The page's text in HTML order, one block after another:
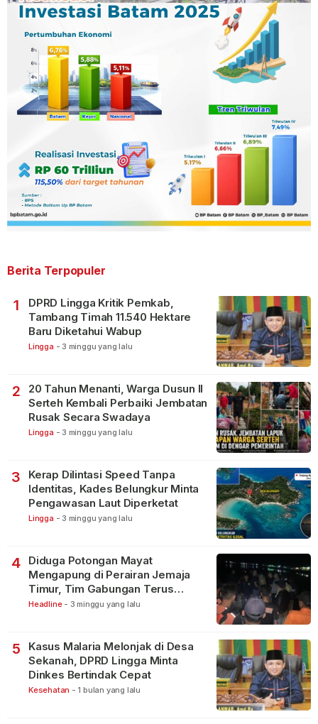
Berita Terpopuler
1
DPRD Lingga Kritik Pemkab,
Tambang Timah 11.540 Hektare
Baru Diketahui Wabup
Lingga - 3 minggu yang lalu
2
20 Tahun Menanti, Warga Dusun II
Serteh Kembali Perbaiki Jembatan
Rusak Secara Swadaya
Lingga - 3 minggu yang lalu
3
Kerap Dilintasi Speed Tanpa
Identitas, Kades Belungkur Minta
Pengawasan Laut Diperketat
Lingga - 3 minggu yang lalu
4
Diduga Potongan Mayat
Mengapung di Perairan Jemaja
Timur, Tim Gabungan Terus
Lakukan Pencarian
Headline - 3 minggu yang lalu
5
Kasus Malaria Melonjak di Desa
Sekanah, DPRD Lingga Minta
Dinkes Bertindak Cepat
Kesehatan - 1 bulan yang lalu